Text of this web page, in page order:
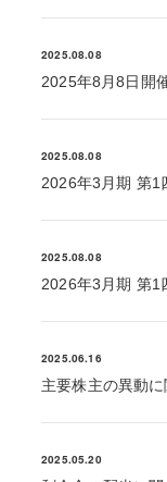
2025.08.08
2025年8月8日開
2025.08.08
2026年3月期 第1
2025.08.08
2026年3月期 第1
2025.06.16
主要株主の異動
2025.05.20